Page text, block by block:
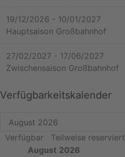
19/12/2026 - 10/01/2027
Hauptsaison Großbahnhof
27/02/2027 - 17/06/2027
Zwischensaison Großbahnhof
Verfügbarkeitskalender
Verfügbar Teilweise reserviert
August 2026